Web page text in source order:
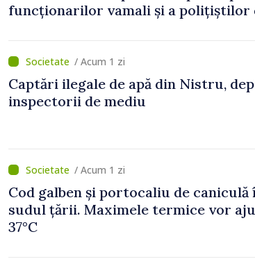
funcționarilor vamali și a polițiștilor
/ Acum 1 zi
Captări ilegale de apă din Nistru,
inspectorii de mediu
/ Acum 1 zi
Cod galben și portocaliu de
sudul țării. Maximele termice vor
37°C